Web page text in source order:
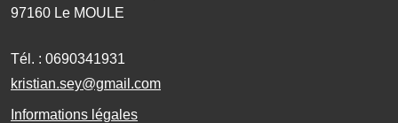
97160 Le MOULE
Tél. : 0690341931
kristian.sey@gmail.com
Informations légales